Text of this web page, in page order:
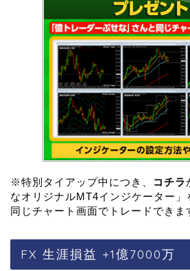
※特別タイアップ中につき、 コチラ
なオリジナルMT4インジケーター」
同じチャート画面でトレードできま
FX 生涯損益 +1億7000万